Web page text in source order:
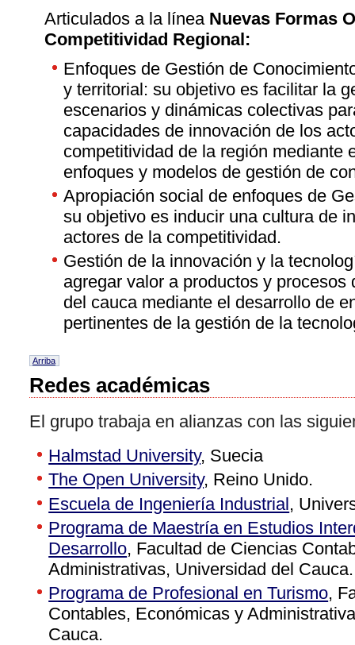
Articulados a la línea Nuevas Formas
Competitividad Regional:
Enfoques de Gestión de
y territorial: su objetivo es facilitar la
escenarios y dinámicas colectivas
capacidades de innovación de los
competitividad de la región mediante
enfoques y modelos de gestión de
Apropiación social de enfoques de
su objetivo es inducir una cultura de
actores de la competitividad.
Gestión de la innovación y la
agregar valor a productos y procesos
del cauca mediante el desarrollo de
pertinentes de la gestión de la
Arriba
Redes académicas
El grupo trabaja en alianzas con las
Halmstad University, Suecia
The Open University, Reino Unido.
Escuela de Ingeniería Industrial,
Programa de Maestría en Estudios
Desarrollo, Facultad de Ciencias
Administrativas, Universidad del Cauca.
Programa de Profesional en Turismo,
Contables, Económicas y
Cauca.